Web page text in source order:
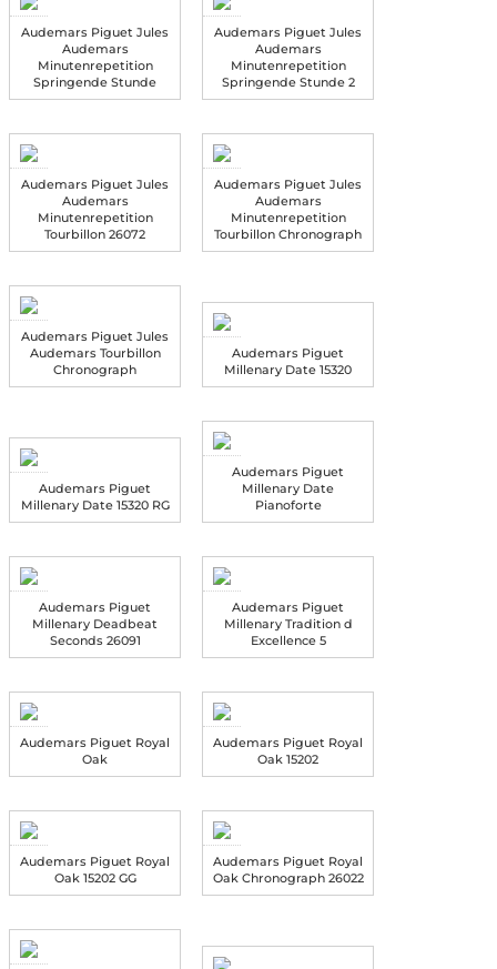
Audemars Piguet Jules
Audemars
Minutenrepetition
Springende Stunde
Audemars Piguet Jules
Audemars
Minutenrepetition
Springende Stunde 2
Audemars Piguet Jules
Audemars
Minutenrepetition
Tourbillon 26072
Audemars Piguet Jules
Audemars
Minutenrepetition
Tourbillon Chronograph
Audemars Piguet Jules
Audemars Tourbillon
Chronograph
Audemars Piguet
Millenary Date 15320
Audemars Piguet
Millenary Date 15320 RG
Audemars Piguet
Millenary Date
Pianoforte
Audemars Piguet
Millenary Deadbeat
Seconds 26091
Audemars Piguet
Millenary Tradition d
Excellence 5
Audemars Piguet Royal
Oak
Audemars Piguet Royal
Oak 15202
Audemars Piguet Royal
Oak 15202 GG
Audemars Piguet Royal
Oak Chronograph 26022